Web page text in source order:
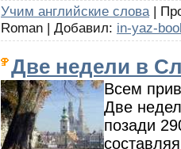
Учим английские слова |
Roman | Добавил: in-yaz-
Две недели в
Всем
Две
позади